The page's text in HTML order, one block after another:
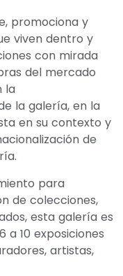
promociona y
viven dentro y
con mirada
del mercado
la
la galería, en la
en su contexto y
de
para
de colecciones,
esta galería es
a 10 exposiciones
artistas,